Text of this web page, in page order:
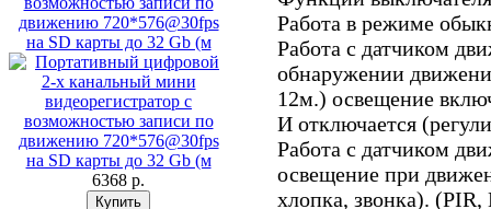
движению 720*576@30fps
на SD карты до 32 Gb (м
6368 p.
Работа в режиме
Работа с датчиком
обнаружении
12м.) освещение
И отключается
Работа с датчиком
освещение при
хлопка, звонка).